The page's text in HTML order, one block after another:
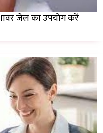
जेल का उपयोग करें